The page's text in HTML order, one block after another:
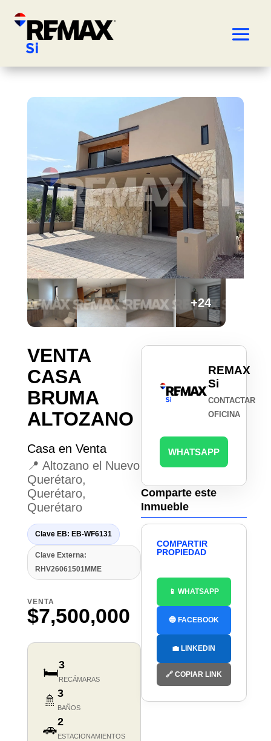
+24
VENTA
CASA
BRUMA
ALTOZANO
Casa en Venta
📍 Altozano el Nuevo
Querétaro,
Querétaro,
Querétaro
Clave EB: EB-WF6131
Clave Externa:
RHV26061501MME
VENTA
$7,500,000
🛏️3
RECÁMARAS
🚿 3
BAÑOS
🚗2
ESTACIONAMIENTOS
REMAX
Si
CONTACTAR
OFICINA
WHATSAPP
Comparte este
Inmueble
COMPARTIR
PROPIEDAD
📱 WHATSAPP
🔵 FACEBOOK
💼 LINKEDIN
🔗 COPIAR LINK